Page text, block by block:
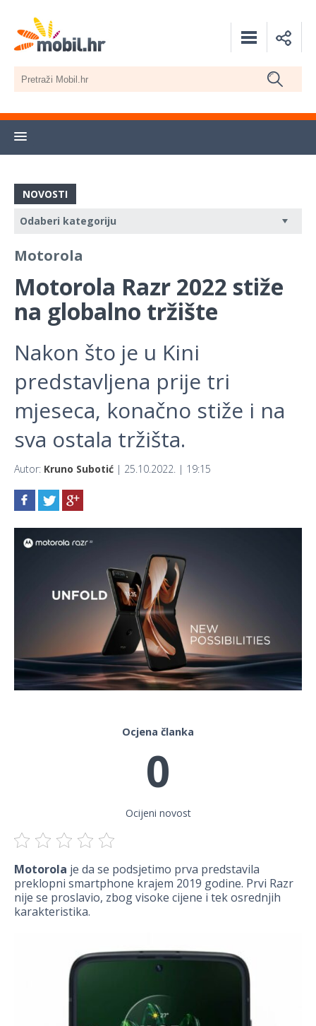
NOVOSTI
Motorola
Motorola Razr 2022 stiže
na globalno tržište
Nakon što je u Kini
predstavljena prije tri
mjeseca, konačno stiže i na
sva ostala tržišta.
Autor: Kruno Subotić | 25.10.2022. | 19:15
Ocjena članka
0
Ocijeni novost
Motorola je da se podsjetimo prva predstavila
preklopni smartphone krajem 2019 godine. Prvi Razr
nije se proslavio, zbog visoke cijene i tek osrednjih
karakteristika.